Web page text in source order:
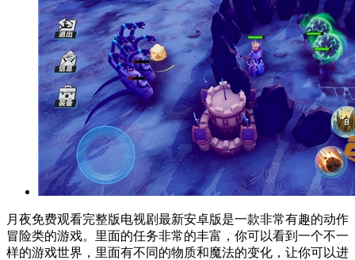
月夜免费观看完整版电视剧最新安卓版是一款非常有趣的动作
冒险类的游戏。里面的任务非常的丰富，你可以看到一个不一
样的游戏世界，里面有不同的物质和魔法的变化，让你可以进